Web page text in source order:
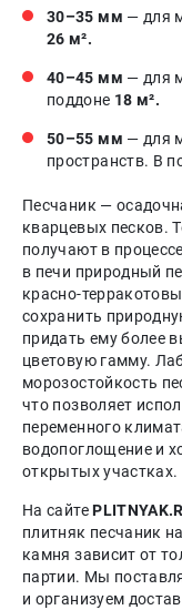
30–35 мм — для
26 м².
40–45 мм — для
поддоне 18 м².
50–55 мм — для
пространств. В
Песчаник —
кварцевых песков.
получают в
в печи природный
красно-
сохранить
придать ему более
цветовую гамму.
морозостойкость
что позволяет
переменного
водопоглощение и
открытых участках.
На сайте
плитняк песчаник
камня зависит от
партии. Мы
и организуем